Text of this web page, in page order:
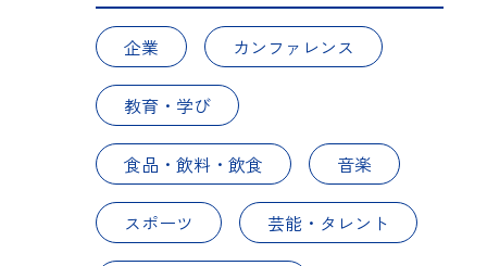
企業 カンファレンス
教育・学び
食品・飲料・飲食 音楽
スポーツ 芸能・タレント